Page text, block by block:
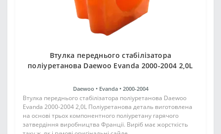
Втулка переднього стабілізатора
поліуретанова Daewoo Evanda 2000-2004 2,0L
Daewoo • Evanda • 2000-2004
Втулка переднього стабілізатора поліуретанова Daewoo
Evanda 2000-2004 2,0L Поліуретанова деталь виготовлена
на основі трьох компонентного поліуретану гарячого
затвердіння виробництва Франції. Виріб має жорсткість